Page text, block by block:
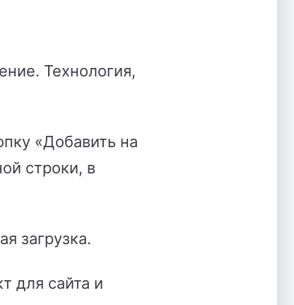
Технология,
«Добавить на
строки, в
загрузка.
для сайта и